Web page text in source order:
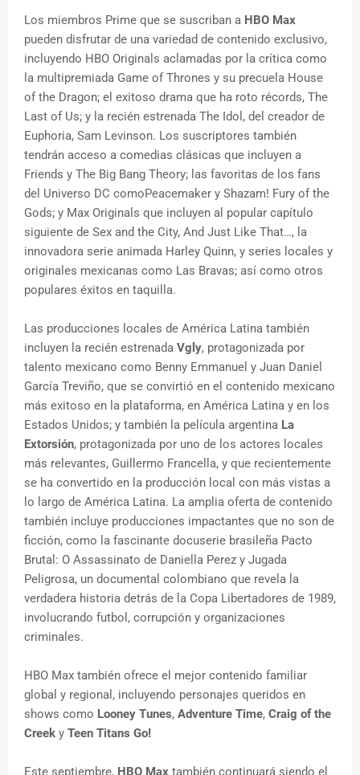
Los miembros Prime que se suscriban a HBO Max
pueden disfrutar de una variedad de contenido exclusivo,
incluyendo HBO Originals aclamadas por la crítica como
la multipremiada Game of Thrones y su precuela House
of the Dragon; el exitoso drama que ha roto récords, The
Last of Us; y la recién estrenada The Idol, del creador de
Euphoria, Sam Levinson. Los suscriptores también
tendrán acceso a comedias clásicas que incluyen a
Friends y The Big Bang Theory; las favoritas de los fans
del Universo DC comoPeacemaker y Shazam! Fury of the
Gods; y Max Originals que incluyen al popular capítulo
siguiente de Sex and the City, And Just Like That…, la
innovadora serie animada Harley Quinn, y series locales y
originales mexicanas como Las Bravas; así como otros
populares éxitos en taquilla.
Las producciones locales de América Latina también
incluyen la recién estrenada Vgly, protagonizada por
talento mexicano como Benny Emmanuel y Juan Daniel
García Treviño, que se convirtió en el contenido mexicano
más exitoso en la plataforma, en América Latina y en los
Estados Unidos; y también la película argentina La
Extorsión, protagonizada por uno de los actores locales
más relevantes, Guillermo Francella, y que recientemente
se ha convertido en la producción local con más vistas a
lo largo de América Latina. La amplia oferta de contenido
también incluye producciones impactantes que no son de
ficción, como la fascinante docuserie brasileña Pacto
Brutal: O Assassinato de Daniella Perez y Jugada
Peligrosa, un documental colombiano que revela la
verdadera historia detrás de la Copa Libertadores de 1989,
involucrando futbol, corrupción y organizaciones
criminales.
HBO Max también ofrece el mejor contenido familiar
global y regional, incluyendo personajes queridos en
shows como Looney Tunes, Adventure Time, Craig of the
Creek y Teen Titans Go!
Este septiembre, HBO Max también continuará siendo el